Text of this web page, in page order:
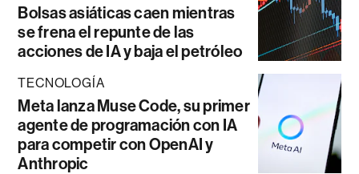
Bolsas asiáticas caen mientras
se frena el repunte de las
acciones de IA y baja el petróleo
TECNOLOGÍA
Meta lanza Muse Code, su primer
agente de programación con IA
para competir con OpenAI y
Anthropic